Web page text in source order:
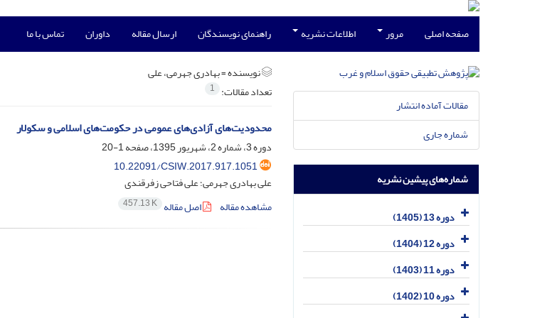
صفحه اصلی مرور اطلاعات نشریه راهنمای نویسندگان ارسال مقاله داوران تماس با ما
نویسنده =بهادری جهرمی، علی
تعداد مقالات: 1
محدودیت‌های آزادی‌های عمومی در حکومت‌های اسلامی و سکولار
دوره 3، شماره 2، شهریور 1395، صفحه
1-20
10.22091/CSIW.2017.917.1051
علی بهادری جهرمی؛ علی فتاحی زفرقندی
مشاهده مقاله
اصل مقاله 457.13 K
مقالات آماده انتشار
شماره جاری
شماره‌های پیشین نشریه
دوره 13 (1405)
دوره 12 (1404)
دوره 11 (1403)
دوره 10 (1402)